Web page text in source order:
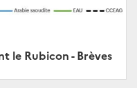
le Rubicon - Brèves